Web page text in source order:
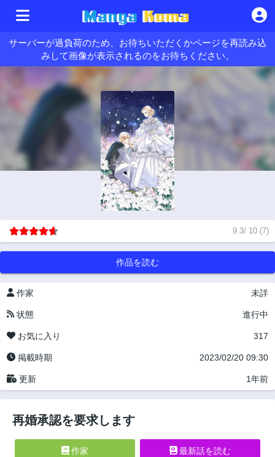
サーバーが過負荷のため、お待ちいただくかページを再読み込
みして画像が表示されるのをお待ちください。
9.3/ 10 (7)
作品を読む
作家 未詳
状態 進行中
お気に入り 317
掲載時期 2023/02/20 09:30
更新 1年前
再婚承認を要求します
作家 最新話を読む